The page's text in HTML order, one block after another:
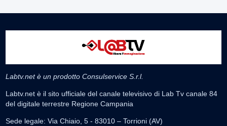
Labtv.net è un prodotto Consulservice S.r.l.
Labtv.net è il sito ufficiale del canale televisivo di Lab Tv canale 84
del digitale terrestre Regione Campania
Sede legale: Via Chiaio, 5 - 83010 – Torrioni (AV)